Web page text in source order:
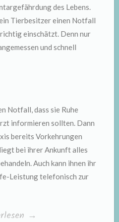
des Lebens.
Tierbesitzer einen Notfall
einschätzt. Denn nur
und schnell
Notfall, dass sie Ruhe
informieren sollten. Dann
bereits Vorkehrungen
bei ihrer Ankunft alles
Auch kann ihnen ihr
Leistung telefonisch zur
→